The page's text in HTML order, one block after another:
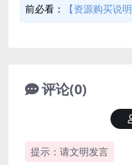
前必看：
【资源购买说明
评论(0)
提示：请文明发言